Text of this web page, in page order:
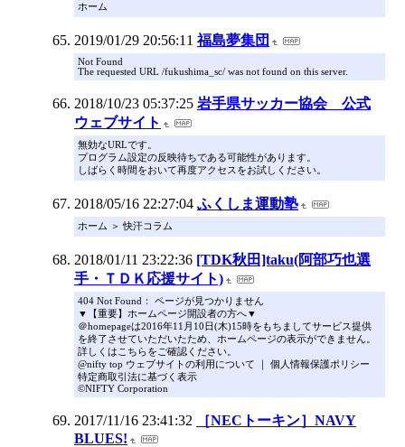
ホーム
2019/01/29 20:56:11 福島夢集団
Not Found
The requested URL /fukushima_sc/ was not found on this server.
2018/10/23 05:37:25 岩手県サッカー協会 公式
ウェブサイト
無効なURLです。
プログラム設定の反映待ちである可能性があります。
しばらく時間をおいて再度アクセスをお試しください。
2018/05/16 22:27:04 ふくしま運動塾
ホーム ＞ 快汗コラム
2018/01/11 23:22:36 [TDK秋田]taku(阿部巧也選
手・ＴＤＫ応援サイト)
404 Not Found： ページが見つかりません
▼【重要】ホームページ開設者の方へ▼
＠homepageは2016年11月10日(木)15時をもちましてサービス提供
を終了させていただいたため、ホームページの表示ができません。
詳しくはこちらをご確認ください。
@nifty top ウェブサイトの利用について ｜ 個人情報保護ポリシー
特定商取引法に基づく表示
©NIFTY Corporation
2017/11/16 23:41:32
［NECトーキン］NAVY
BLUES!